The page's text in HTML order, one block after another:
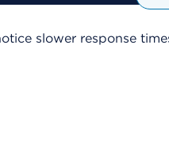
slower response